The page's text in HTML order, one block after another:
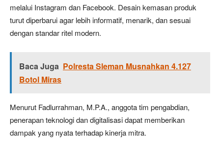
melalui Instagram dan Facebook. Desain kemasan produk
turut diperbarui agar lebih informatif, menarik, dan sesuai
dengan standar ritel modern.
Baca Juga Polresta Sleman Musnahkan 4.127
Botol Miras
Menurut Fadlurrahman, M.P.A., anggota tim pengabdian,
penerapan teknologi dan digitalisasi dapat memberikan
dampak yang nyata terhadap kinerja mitra.